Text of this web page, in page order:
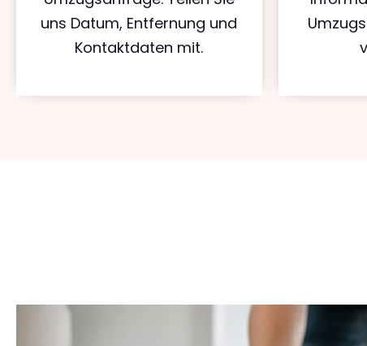
uns Datum, Entfernung und
Kontaktdaten mit.